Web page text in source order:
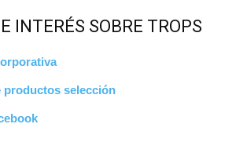
INTERÉS SOBRE TROPS
productos selección